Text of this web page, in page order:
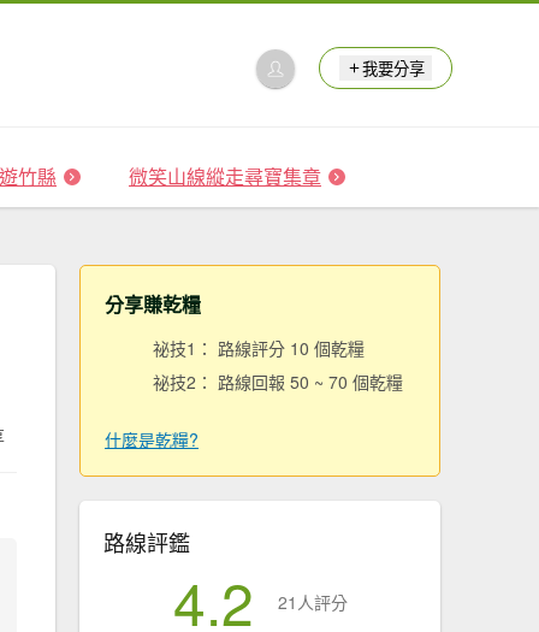
我要分享
竹縣 微笑山線縱走尋寶集章
分享賺乾糧
祕技1： 路線評分 10 個乾糧
祕技2： 路線回報 50 ~ 70 個乾糧
什麼是乾糧?
路線評鑑
4.2 21人評分